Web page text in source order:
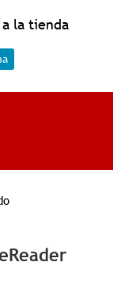
la tienda